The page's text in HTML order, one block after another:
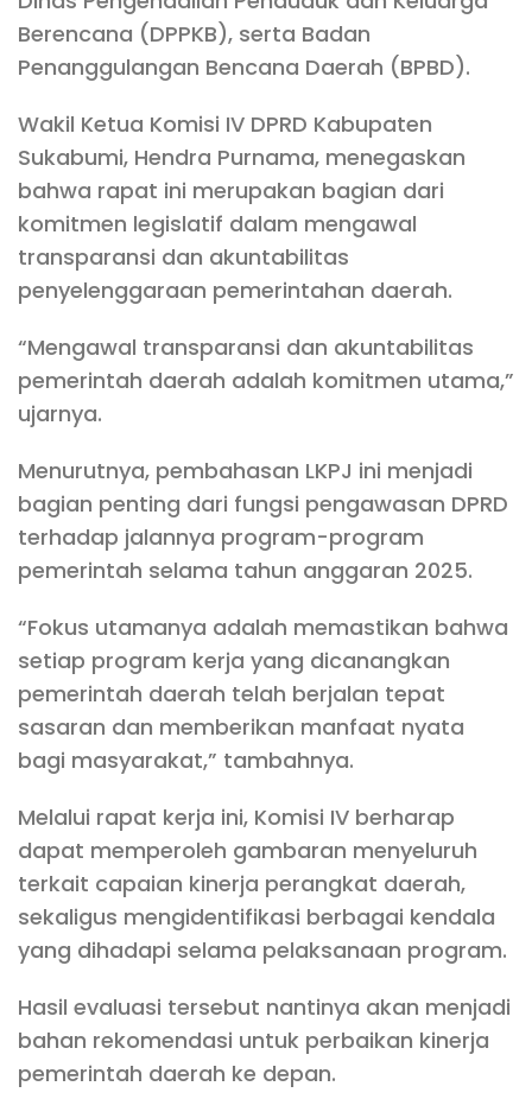
Berencana (DPPKB), serta Badan
Penanggulangan Bencana Daerah (BPBD).
Wakil Ketua Komisi IV DPRD Kabupaten
Sukabumi, Hendra Purnama, menegaskan
bahwa rapat ini merupakan bagian dari
komitmen legislatif dalam mengawal
transparansi dan akuntabilitas
penyelenggaraan pemerintahan daerah.
“Mengawal transparansi dan akuntabilitas
pemerintah daerah adalah komitmen utama,”
ujarnya.
Menurutnya, pembahasan LKPJ ini menjadi
bagian penting dari fungsi pengawasan DPRD
terhadap jalannya program-program
pemerintah selama tahun anggaran 2025.
“Fokus utamanya adalah memastikan bahwa
setiap program kerja yang dicanangkan
pemerintah daerah telah berjalan tepat
sasaran dan memberikan manfaat nyata
bagi masyarakat,” tambahnya.
Melalui rapat kerja ini, Komisi IV berharap
dapat memperoleh gambaran menyeluruh
terkait capaian kinerja perangkat daerah,
sekaligus mengidentifikasi berbagai kendala
yang dihadapi selama pelaksanaan program.
Hasil evaluasi tersebut nantinya akan menjadi
bahan rekomendasi untuk perbaikan kinerja
pemerintah daerah ke depan.